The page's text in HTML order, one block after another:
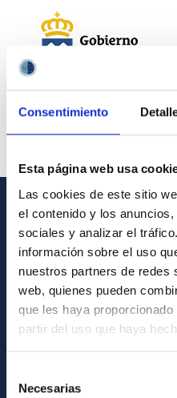
Consentimiento
Esta página web usa
Las cookies de este sitio
el contenido y los
sociales y analizar el
información sobre el uso
nuestros partners de redes
web, quienes pueden
que les haya
partir del uso que haya
Necesarias
INFORMACIÓN GENERAL
Contacto
Cómo llegar al IAC
Directorio de personal
Biblioteca